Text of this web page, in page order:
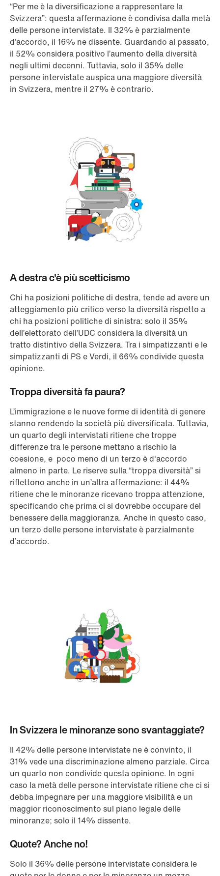
“Per me è la diversificazione a rappresentare la
Svizzera”: questa affermazione è condivisa dalla metà
delle persone intervistate. Il 32% è parzialmente
d’accordo, il 16% ne dissente. Guardando al passato,
il 52% considera positivo l’aumento della diversità
negli ultimi decenni. Tuttavia, solo il 35% delle
persone intervistate auspica una maggiore diversità
in Svizzera, mentre il 27% è contrario.
A destra c'è più scetticismo
Chi ha posizioni politiche di destra, tende ad avere un
atteggiamento più critico verso la diversità rispetto a
chi ha posizioni politiche di sinistra: solo il 35%
dell’elettorato dell’UDC considera la diversità un
tratto distintivo della Svizzera. Tra i simpatizzanti e le
simpatizzanti di PS e Verdi, il 66% condivide questa
opinione.
Troppa diversità fa paura?
L’immigrazione e le nuove forme di identità di genere
stanno rendendo la società più diversificata. Tuttavia,
un quarto degli intervistati ritiene che troppe
differenze tra le persone mettano a rischio la
coesione, e poco meno di un terzo è d'accordo
almeno in parte. Le riserve sulla “troppa diversità” si
riflettono anche in un’altra affermazione: il 44%
ritiene che le minoranze ricevano troppa attenzione,
specificando che prima ci si dovrebbe occupare del
benessere della maggioranza. Anche in questo caso,
un terzo delle persone intervistate è parzialmente
d’accordo.
In Svizzera le minoranze sono svantaggiate?
Il 42% delle persone intervistate ne è convinto, il
31% vede una discriminazione almeno parziale. Circa
un quarto non condivide questa opinione. In ogni
caso la metà delle persone intervistate ritiene che ci si
debba impegnare per una maggiore visibilità e un
maggior riconoscimento sul piano legale delle
minoranze; solo il 14% dissente.
Quote? Anche no!
Solo il 36% delle persone intervistate considera le